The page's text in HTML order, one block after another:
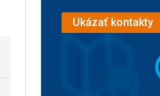
Ukázať kontakty